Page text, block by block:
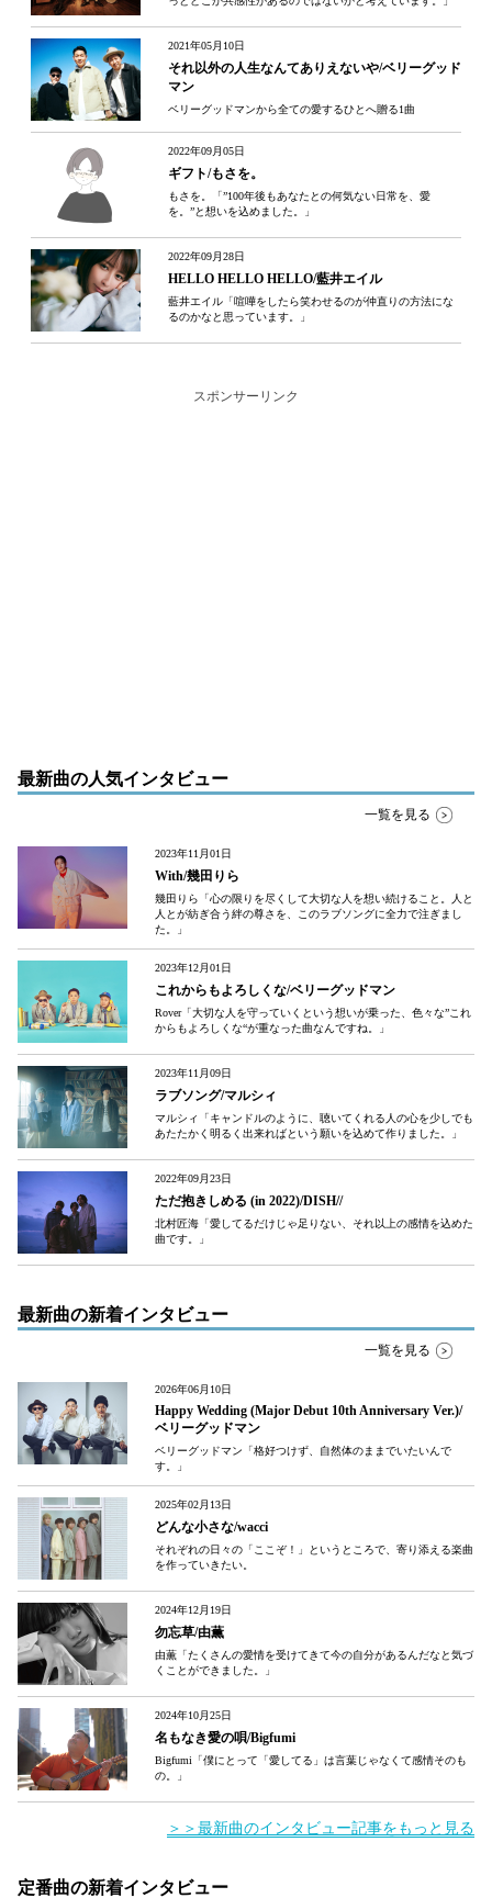
2021年05月10日
それ以外の人生なんてありえないや/ベリーグッド
マン
ベリーグッドマンから全ての愛するひとへ贈る1曲
2022年09月05日
ギフト/もさを。
もさを。「”100年後もあなたとの何気ない日常を、愛
を。”と想いを込めました。」
2022年09月28日
HELLO HELLO HELLO/藍井エイル
藍井エイル「喧嘩をしたら笑わせるのが仲直りの方法にな
るのかなと思っています。」
スポンサーリンク
最新曲の人気インタビュー
一覧を見る
2023年11月01日
With/幾田りら
幾田りら「心の限りを尽くして大切な人を想い続けること。人と
人とが紡ぎ合う絆の尊さを、このラブソングに全力で注ぎまし
た。」
2023年12月01日
これからもよろしくな/ベリーグッドマン
Rover「大切な人を守っていくという想いが乗った、色々な”これ
からもよろしくな“が重なった曲なんですね。」
2023年11月09日
ラブソング/マルシィ
マルシィ「キャンドルのように、聴いてくれる人の心を少しでも
あたたかく明るく出来ればという願いを込めて作りました。」
2022年09月23日
ただ抱きしめる (in 2022)/DISH//
北村匠海「愛してるだけじゃ足りない、それ以上の感情を込めた
曲です。」
最新曲の新着インタビュー
一覧を見る
2026年06月10日
Happy Wedding (Major Debut 10th Anniversary Ver.)/
ベリーグッドマン
ベリーグッドマン「格好つけず、自然体のままでいたいんで
す。」
2025年02月13日
どんな小さな/wacci
それぞれの日々の「ここぞ！」というところで、寄り添える楽曲
を作っていきたい。
2024年12月19日
勿忘草/由薫
由薫「たくさんの愛情を受けてきて今の自分があるんだなと気づ
くことができました。」
2024年10月25日
名もなき愛の唄/Bigfumi
Bigfumi「僕にとって「愛してる」は言葉じゃなくて感情そのも
の。」
＞＞最新曲のインタビュー記事をもっと見る
定番曲の新着インタビュー